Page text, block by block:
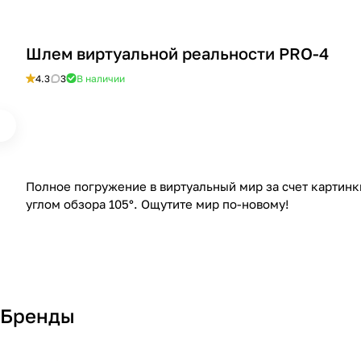
Шлем виртуальной реальности PRO-4
4.3 3 В наличии
Полное погружение в виртуальный мир за счет
углом обзора 105°. Ощутите мир по-новому!
Бренды